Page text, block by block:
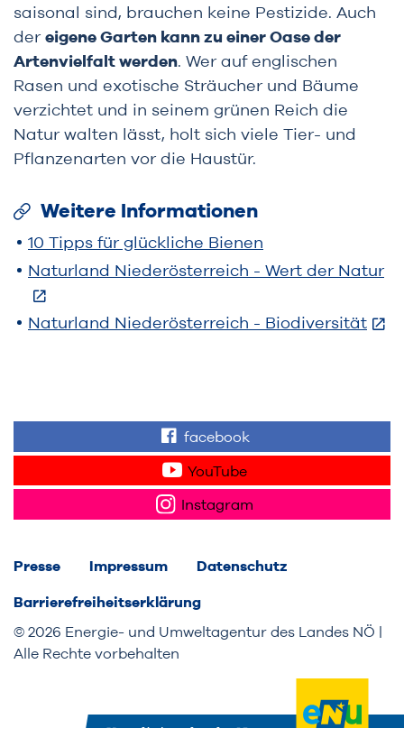
saisonal sind, brauchen keine Pestizide. Auch
der eigene Garten kann zu einer Oase der
Artenvielfalt werden. Wer auf englischen
Rasen und exotische Sträucher und Bäume
verzichtet und in seinem grünen Reich die
Natur walten lässt, holt sich viele Tier- und
Pflanzenarten vor die Haustür.
Weitere Informationen
10 Tipps für glückliche Bienen
Naturland Niederösterreich - Wert der Natur
Naturland Niederösterreich - Biodiversität
Finden Sie "Wir für
facebook
Sehen Sie Videos
YouTube
Folgen Sie uns auf
Instagram
Presse Impressum Datenschutz
Barrierefreiheitserklärung
© 2026 Energie- und Umweltagentur des Landes NÖ |
Alle Rechte vorbehalten